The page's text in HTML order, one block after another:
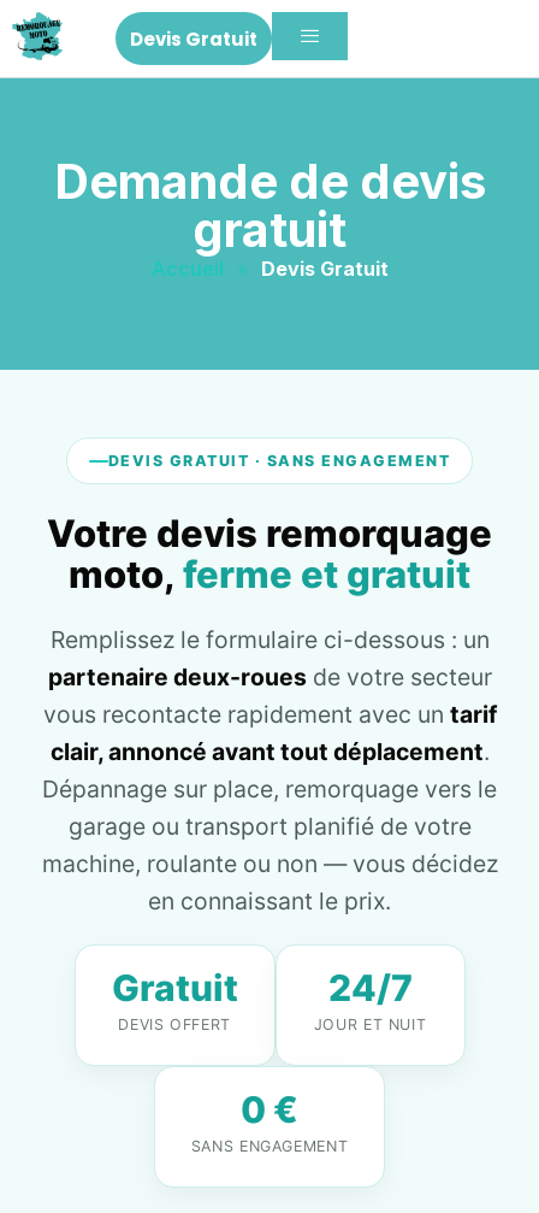
Devis Gratuit
Demande de devis
gratuit
Accueil » Devis Gratuit
DEVIS GRATUIT · SANS ENGAGEMENT
Votre devis remorquage
moto, ferme et gratuit
Remplissez le formulaire ci-dessous : un
partenaire deux-rouesde votre secteur
vous recontacte rapidement avec un tarif
clair, annoncé avant tout déplacement.
Dépannage sur place, remorquage vers le
garage ou transport planifié de votre
machine, roulante ou non — vous décidez
en connaissant le prix.
Gratuit
DEVIS OFFERT
24/7
JOUR ET NUIT
0 €
SANS ENGAGEMENT